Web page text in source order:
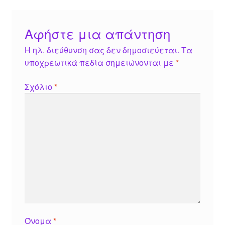
Αφήστε μια απάντηση
Η ηλ. διεύθυνση σας δεν δημοσιεύεται. Τα
υποχρεωτικά πεδία σημειώνονται με *
Σχόλιο*
Όνομα *